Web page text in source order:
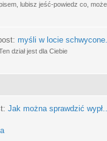
lubisz jeść-powiedz co,
myśli w locie
dział jest dla Ciebie
Jak można sprawdzić